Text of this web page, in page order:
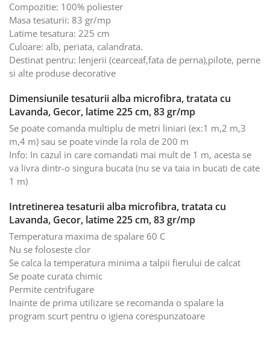
Compozitie: 100% poliester
Masa tesaturii: 83 gr/mp
Latime tesatura: 225 cm
Culoare: alb, periata, calandrata.
Destinat pentru: lenjerii (cearceaf,fata de perna),pilote, perne
si alte produse decorative
Dimensiunile tesaturii alba microfibra, tratata cu
Lavanda, Gecor, latime 225 cm, 83 gr/mp
Se poate comanda multiplu de metri liniari (ex:1 m,2 m,3
m,4 m) sau se poate vinde la rola de 200 m
Info: In cazul in care comandati mai mult de 1 m, acesta se
va livra dintr-o singura bucata (nu se va taia in bucati de cate
1 m)
Intretinerea tesaturii alba microfibra, tratata cu
Lavanda, Gecor, latime 225 cm, 83 gr/mp
Temperatura maxima de spalare 60 C
Nu se foloseste clor
Se calca la temperatura minima a talpii fierului de calcat
Se poate curata chimic
Permite centrifugare
Inainte de prima utilizare se recomanda o spalare la
program scurt pentru o igiena corespunzatoare